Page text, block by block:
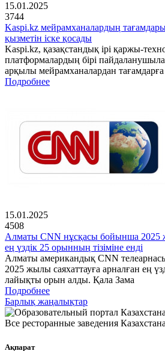
15.01.2025
3744
Kaspi.kz мейрамханалардың
қызметін іске қосады
Kaspi.kz, қазақстандық ірі қаржы-
платформалардың бірі
арқылы мейрамханалардан тағамдарға
Подробнее
15.01.2025
4508
Алматы CNN нұсқасы бойынша 2025
ең үздік 25 орынның тізіміне енді
Алматы американдық CNN
2025 жылы саяхаттауға арналған ең
лайықты орын алды. Қала Зама
Подробнее
Барлық жаңалықтар
Все ресторанные заведения
Ақпарат